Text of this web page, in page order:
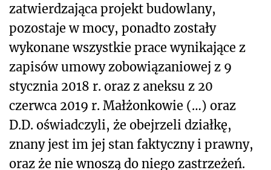
zatwierdzająca projekt budowlany,
pozostaje w mocy, ponadto zostały
wykonane wszystkie prace wynikające z
zapisów umowy zobowiązaniowej z 9
stycznia 2018 r. oraz z aneksu z 20
czerwca 2019 r. Małżonkowie (…) oraz
D.D. oświadczyli, że obejrzeli działkę,
znany jest im jej stan faktyczny i prawny,
oraz że nie wnoszą do niego zastrzeżeń.